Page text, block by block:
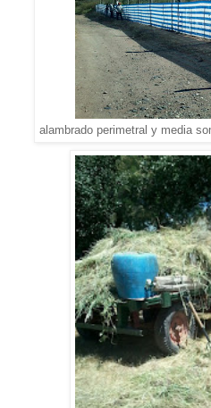
alambrado perimetral y media